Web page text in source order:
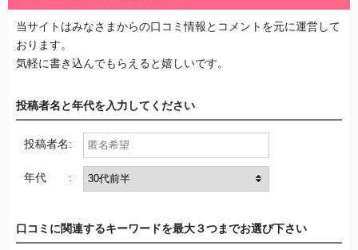
当サイトはみなさまからの口コミ情報とコメントを元に運営して
おります。
気軽に書き込んでもらえると嬉しいです。
投稿者名と年代を入力してください
投稿者名:
年代 :
口コミに関連するキーワードを最大３つまでお選び下さい